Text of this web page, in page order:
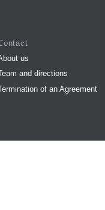
us
and directions
of an Agreement